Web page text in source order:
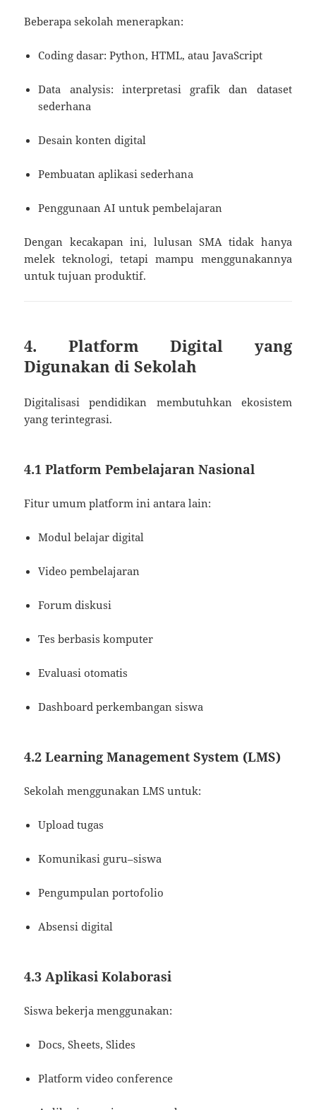
Beberapa sekolah menerapkan:
Coding dasar: Python, HTML, atau JavaScript
Data analysis: interpretasi grafik dan dataset
sederhana
Desain konten digital
Pembuatan aplikasi sederhana
Penggunaan AI untuk pembelajaran
Dengan kecakapan ini, lulusan SMA tidak hanya
melek teknologi, tetapi mampu menggunakannya
untuk tujuan produktif.
4. Platform Digital yang
Digunakan di Sekolah
Digitalisasi pendidikan membutuhkan ekosistem
yang terintegrasi.
4.1 Platform Pembelajaran Nasional
Fitur umum platform ini antara lain:
Modul belajar digital
Video pembelajaran
Forum diskusi
Tes berbasis komputer
Evaluasi otomatis
Dashboard perkembangan siswa
4.2 Learning Management System (LMS)
Sekolah menggunakan LMS untuk:
Upload tugas
Komunikasi guru–siswa
Pengumpulan portofolio
Absensi digital
4.3 Aplikasi Kolaborasi
Siswa bekerja menggunakan:
Docs, Sheets, Slides
Platform video conference